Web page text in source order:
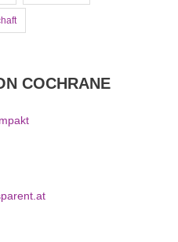
COCHRANE